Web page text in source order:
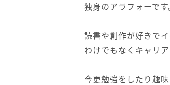
独身のアラフォーで
読書や創作が好きで
わけでもなくキャリ
今更勉強をしたり趣